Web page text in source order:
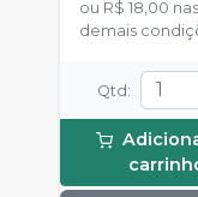
ou R$ 18,00 nas
demais
Qtd: